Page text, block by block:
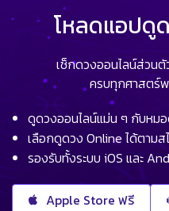
โหลดแอปดู
เช็กดวงออนไลน์ส่วน
ครบทุกศาสตร์
ดูดวงออนไลน์แม่น ๆ กับหม
เลือกดูดวง Online ได้ตาม
รองรับทั้งระบบ iOS และ
Apple Store ฟรี